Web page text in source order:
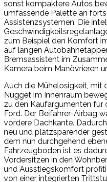
sonst kompaktere Autos
umfassende Palette an
Assistenzsystemen. Die
zum Beispiel den Komfort
auf langen
Bremsassistent im
Kamera beim Manövrieren
Auch die Mühelosigkeit, mit
Nugget im Innenraum
zu den Kaufargumenten für
Ford. Der Beifahrer-Airbag
vordere Dachkante.
neu und platzsparender
dem nun durchgehend
Fahrzeugboden ist es
Vordersitzen in den
und Ausstiegskomfort
von einer integrierten